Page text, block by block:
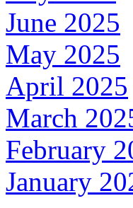
June 2025
May 2025
April 2025
March
February
January